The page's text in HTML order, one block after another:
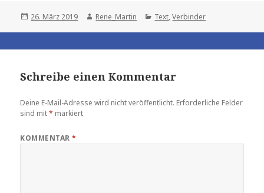
Posted
26. März 2019 Author
Rene_Martin Categories
Text,Verbinder
Schreibe einen Kommentar
Deine E-Mail-Adresse wird nicht veröffentlicht. Erforderliche Felder
sind mit* markiert
KOMMENTAR*